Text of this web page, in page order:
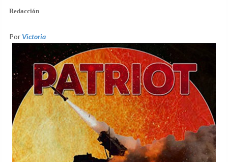
Redacción
Por Victoria